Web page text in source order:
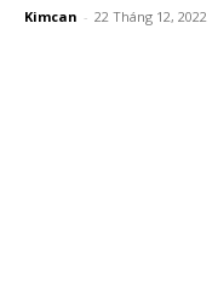
Kimcan - 22 Tháng 12, 2022